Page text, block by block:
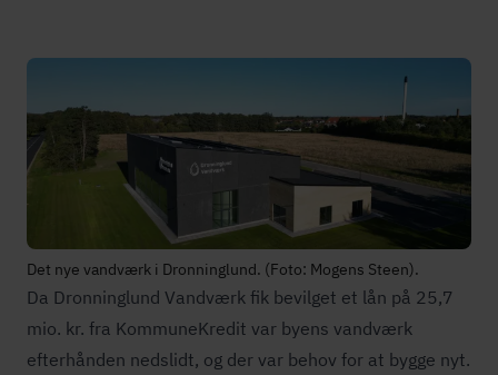
Det nye vandværk i Dronninglund. (Foto: Mogens Steen).
Da Dronninglund Vandværk fik bevilget et lån på 25,7
mio. kr. fra KommuneKredit var byens vandværk
efterhånden nedslidt, og der var behov for at bygge nyt.